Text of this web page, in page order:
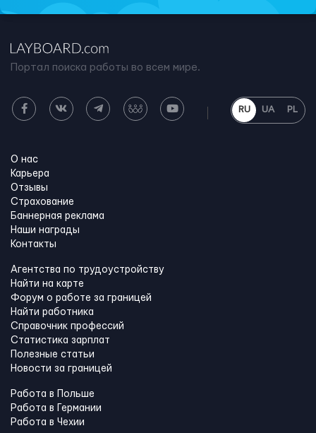
Портал поиска работы во всем мире.
RU UA PL
О нас
Карьера
Отзывы
Страхование
Баннерная реклама
Наши награды
Контакты
Агентства по трудоустройству
Найти на карте
Форум о работе за границей
Найти работника
Справочник профессий
Статистика зарплат
Полезные статьи
Новости за границей
Работа в Польше
Работа в Германии
Работа в Чехии